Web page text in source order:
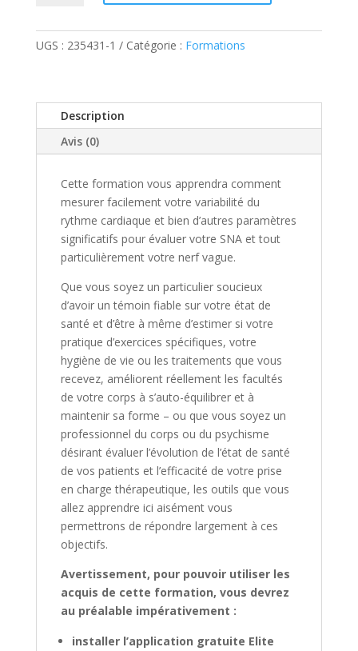
performance
nerf
Vague
1h50'
formation
UGS : 235431-1 Catégorie : Formations
Description
Avis (0)
Cette formation vous apprendra comment
mesurer facilement votre variabilité du
rythme cardiaque et bien d’autres paramètres
significatifs pour évaluer votre SNA et tout
particulièrement votre nerf vague.
Que vous soyez un particulier soucieux
d’avoir un témoin fiable sur votre état de
santé et d’être à même d’estimer si votre
pratique d’exercices spécifiques, votre
hygiène de vie ou les traitements que vous
recevez, améliorent réellement les facultés
de votre corps à s’auto-équilibrer et à
maintenir sa forme – ou que vous soyez un
professionnel du corps ou du psychisme
désirant évaluer l’évolution de l’état de santé
de vos patients et l’efficacité de votre prise
en charge thérapeutique, les outils que vous
allez apprendre ici aisément vous
permettrons de répondre largement à ces
objectifs.
Avertissement, pour pouvoir utiliser les
acquis de cette formation, vous devrez
au préalable impérativement :
installer l’application gratuite Elite